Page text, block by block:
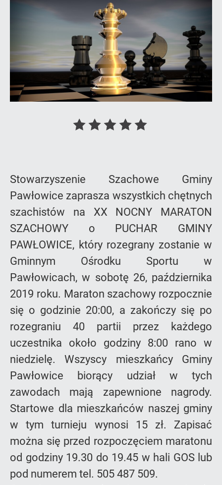
Oceń
1
OceńOceń
3
Oceń
4
Oceń
5
Stowarzyszenie Szachowe Gminy
Pawłowice zaprasza wszystkich chętnych
szachistów na XX NOCNY MARATON
SZACHOWY o PUCHAR GMINY
PAWŁOWICE, który rozegrany zostanie w
Gminnym Ośrodku Sportu w
Pawłowicach, w sobotę 26, października
2019 roku. Maraton szachowy rozpocznie
się o godzinie 20:00, a zakończy się po
rozegraniu 40 partii przez każdego
uczestnika około godziny 8:00 rano w
niedzielę. Wszyscy mieszkańcy Gminy
Pawłowice biorący udział w tych
zawodach mają zapewnione nagrody.
Startowe dla mieszkańców naszej gminy
w tym turnieju wynosi 15 zł. Zapisać
można się przed rozpoczęciem maratonu
od godziny 19.30 do 19.45 w hali GOS lub
pod numerem tel. 505 487 509.